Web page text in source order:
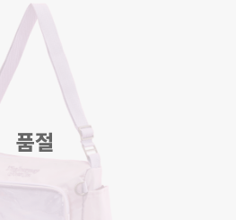
품절